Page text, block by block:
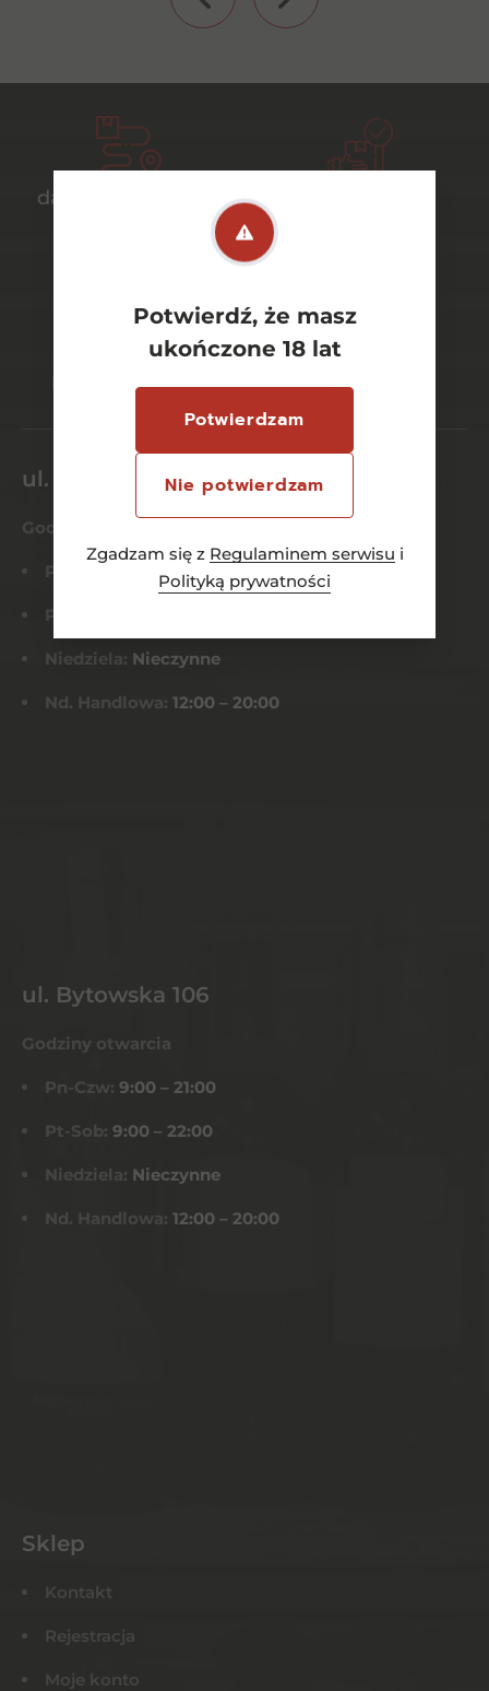
Potwierdź, że masz
ukończone 18 lat
Potwierdzam
Nie potwierdzam
Zgadzam się z Regulaminem serwisu i
Polityką prywatności
darmowa dostawa
bezpieczne
szeroki wybór
ul. Dworcowa 26/6
Godziny otwarcia
Pn-Czw: 8:00 – 21:00
Pt-Sob:
Niedziela: Nieczynne
Nd. Handlowa: 12:00 – 20:00
ul. Bytowska 106
Godziny otwarcia
Pn-Czw: 9:00 – 21:00
Pt-Sob: 9:00 – 22:00
Niedziela: Nieczynne
Nd. Handlowa: 12:00 – 20:00
Sklep
Kontakt
Rejestracja
Moje konto